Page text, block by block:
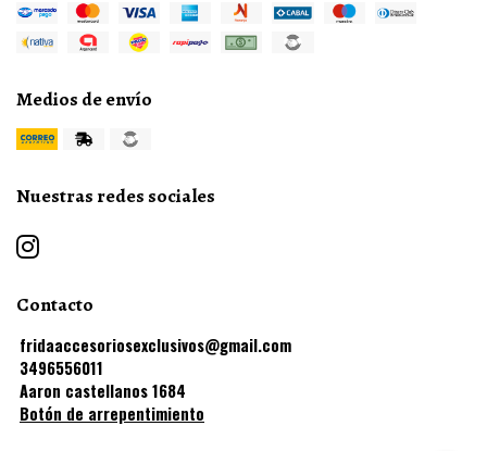
Medios de envío
Nuestras redes sociales
Contacto
fridaaccesoriosexclusivos@gmail.com
3496556011
Aaron castellanos 1684
Botón de arrepentimiento